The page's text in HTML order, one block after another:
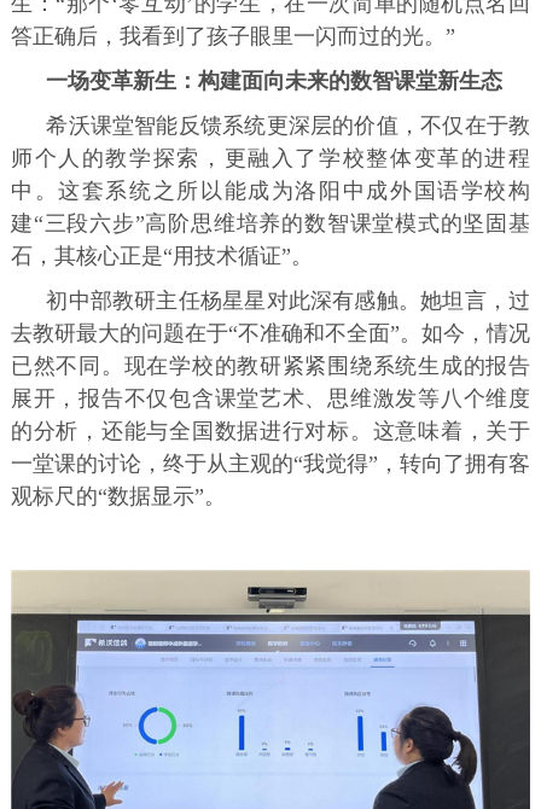
答正确后，我看到了孩子眼里一闪而过的光。”
一场变革新生：构建面向未来的数智课堂新生态
希沃课堂智能反馈系统更深层的价值，不仅在于教
师个人的教学探索，更融入了学校整体变革的进程
中。这套系统之所以能成为洛阳中成外国语学校构
建“三段六步”高阶思维培养的数智课堂模式的坚固基
石，其核心正是“用技术循证”。
初中部教研主任杨星星对此深有感触。她坦言，过
去教研最大的问题在于“不准确和不全面”。如今，情况
已然不同。现在学校的教研紧紧围绕系统生成的报告
展开，报告不仅包含课堂艺术、思维激发等八个维度
的分析，还能与全国数据进行对标。这意味着，关于
一堂课的讨论，终于从主观的“我觉得”，转向了拥有客
观标尺的“数据显示”。